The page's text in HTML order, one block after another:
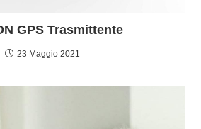
GPS Trasmittente
23 Maggio 2021